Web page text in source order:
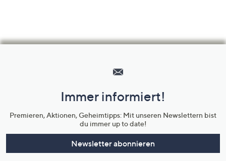
Unternehmensinformationen
Immer informiert!
Premieren, Aktionen, Geheimtipps: Mit unseren Newslettern bist
du immer up to date!
Newsletter abonnieren